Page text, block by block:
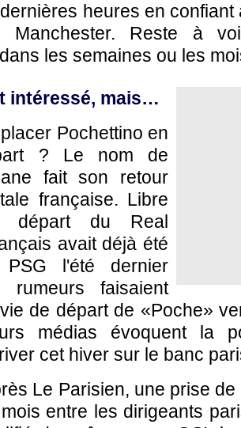
heures en
Manchester. Reste à
les semaines ou les
intéressé, mais…
Pochettino en
? Le nom de
fait son retour
française. Libre
départ du Real
avait déjà été
l'été dernier
rumeurs faisaient
de départ de «Poche»
médias évoquent la
cet hiver sur le banc
Le Parisien, une prise
entre les dirigeants